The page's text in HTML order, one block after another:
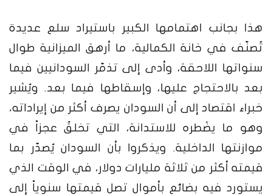
هذا بجانب اهتمامها الكبير باستيراد سلع عديدة
تُصنّف في خانة الكمالية، ما أرهق الميزانية طوال
سنواتها اللاحقة، وأدى إلى تذمّر السودانيين فيما
بعد بالاحتجاج عليها، وإسقاطها فيما بعد. ويُشير
خبراء اقتصاد إلى أن السودان يصرف أكثر من إيراداته،
وهو ما يضَطره للاستدانة، التي تخلقُ عجزاً في
موازنتها الداخلية. ويذكروا بأن السودان يُصدّر بما
قيمته أكثر من ثلاثة مليارات دولار، في الوقت الذي
يستورد فيه بضائع بأموال تصل قيمتها سنوياً إلى